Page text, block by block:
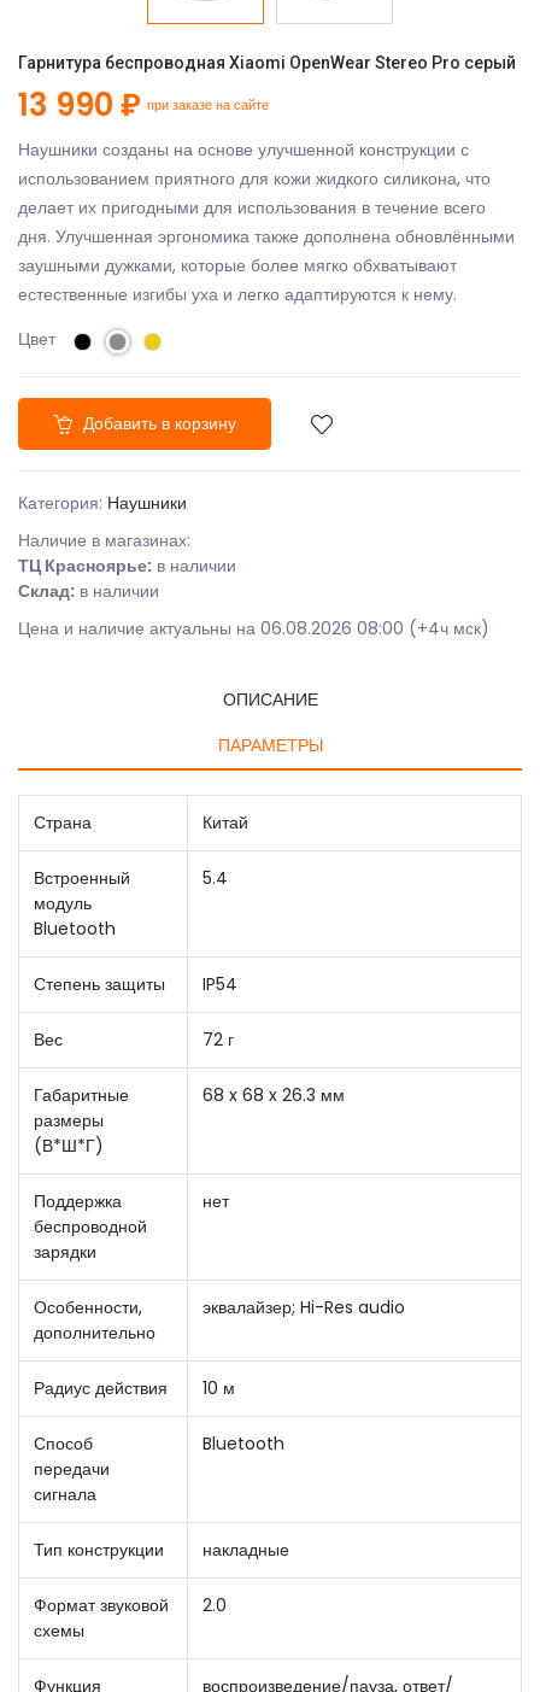
Гарнитура беспроводная Xiaomi OpenWear Stereo Pro серый
13 990 ₽ при заказе на сайте
Наушники созданы на основе улучшенной конструкции с
использованием приятного для кожи жидкого силикона, что
делает их пригодными для использования в течение всего
дня. Улучшенная эргономика также дополнена обновлёнными
заушными дужками, которые более мягко обхватывают
естественные изгибы уха и легко адаптируются к нему.
Цвет
Добавить в корзину
Категория: Наушники
Наличие в магазинах:
ТЦ Красноярье: в наличии
Склад: в наличии
Цена и наличие актуальны на 06.08.2026 08:00 (+4ч мск)
ОПИСАНИЕ
ПАРАМЕТРЫ
Страна Китай
Встроенный
модуль
Bluetooth
5.4
Степень защиты IP54
Вес 72 г
Габаритные
размеры
(В*Ш*Г)
68 x 68 x 26.3 мм
Поддержка
беспроводной
зарядки
нет
Особенности,
дополнительно
эквалайзер; Hi-Res audio
Радиус действия 10 м
Способ
передачи
сигнала
Bluetooth
Тип конструкции накладные
Формат звуковой
схемы
2.0
Функция воспроизведение/пауза, ответ/